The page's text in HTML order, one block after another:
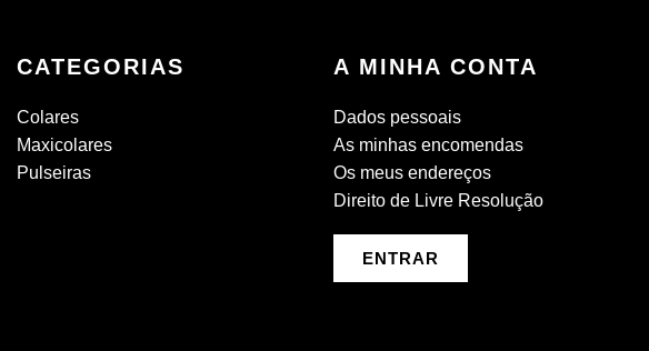
CATEGORIAS
Colares
Maxicolares
Pulseiras
A MINHA CONTA
Dados pessoais
As minhas encomendas
Os meus endereços
Direito de Livre Resolução
ENTRAR